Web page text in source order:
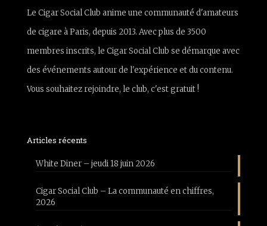
Le Cigar Social Club anime une communauté d'amateurs
de cigare à Paris, depuis 2013. Avec plus de 3500
membres inscrits, le Cigar Social Club se démarque avec
des événements autour de l'expérience et du contenu.
Vous souhaitez rejoindre, le club, c'est gratuit !
Articles récents
White Diner – jeudi 18 juin 2026
Cigar Social Club – La communauté en chiffres,
2026